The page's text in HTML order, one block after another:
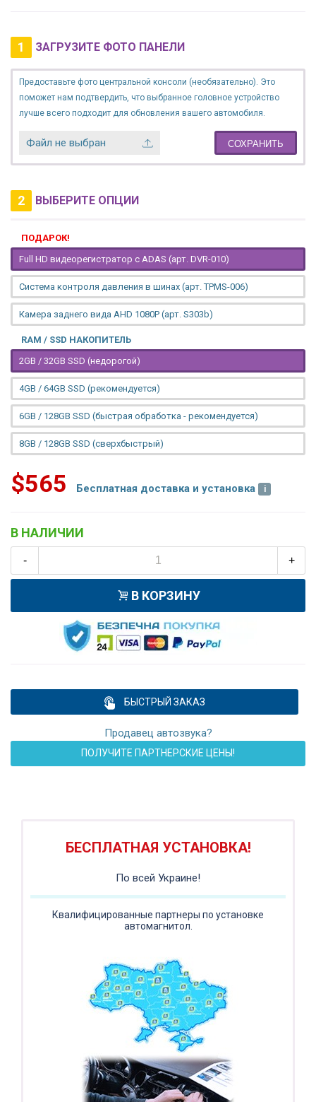
1 ЗАГРУЗИТЕ ФОТО ПАНЕЛИ
Предоставьте фото центральной консоли (необязательно). Это
поможет нам подтвердить, что выбранное головное устройство
лучше всего подходит для обновления вашего автомобиля.
Файл не выбран СОХРАНИТЬ
2 ВЫБЕРИТЕ ОПЦИИ
ПОДАРОК!
Full HD видеорегистратор с ADAS (арт. DVR-010)
Система контроля давления в шинах (арт. TPMS-006)
Камера заднего вида AHD 1080P (арт. S303b)
RAM / SSD НАКОПИТЕЛЬ
2GB / 32GB SSD (недорогой)
4GB / 64GB SSD (рекомендуется)
6GB / 128GB SSD (быстрая обработка - рекомендуется)
8GB / 128GB SSD (сверхбыстрый)
$565 Бесплатная доставка и установка
В НАЛИЧИИ
- +
В КОРЗИНУ
БЫСТРЫЙ ЗАКАЗ
Продавец автозвука?
ПОЛУЧИТЕ ПАРТНЕРСКИЕ ЦЕНЫ!
ПОДАРОК!
Покупайте магнитолу, выбирайте подарок!